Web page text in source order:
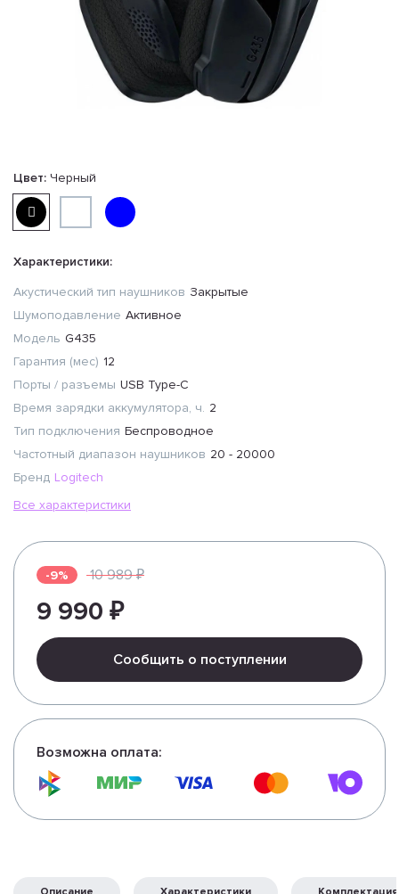
Цвет: Черный
Характеристики:
Акустический тип наушников Закрытые
Шумоподавление Активное
Модель G435
Гарантия (мес) 12
Порты / разъемы USB Type-C
Время зарядки аккумулятора, ч. 2
Тип подключения Беспроводное
Частотный диапазон наушников 20 - 20000
Бренд Logitech
Все характеристики
-9% 10 989 ₽
9 990 ₽
Сообщить о поступлении
Возможна оплата: